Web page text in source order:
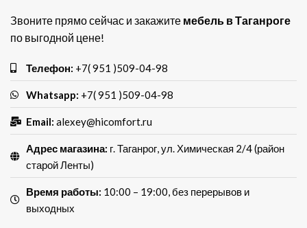
Звоните прямо сейчас и закажите мебель в Таганроге
по выгодной цене!
Телефон: +7( 951 )509-04-98
Whatsapp: +7( 951 )509-04-98
Email: alexey@hicomfort.ru
Адрес магазина: г. Таганрог, ул. Химическая 2/4 (район
старой Ленты)
Время работы: 10:00 – 19:00, без перерывов и
выходных